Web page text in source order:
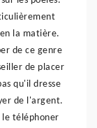
la matière.
de ce genre
de placer
qu'il dresse
de l'argent.
téléphoner